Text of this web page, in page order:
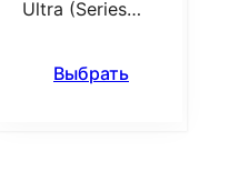
Ultra (Series…
Выбрать